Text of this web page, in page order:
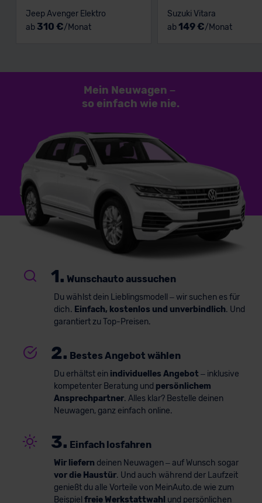
Jeep Avenger Elektro
ab 310 €/Monat
Suzuki Vitara
ab149 €/Monat
Mein Neuwagen –
so einfach wie nie.
1. Wunschauto aussuchen
Du wählst dein Lieblingsmodell – wir suchen es für
dich. Einfach, kostenlos und unverbindlich. Und
garantiert zu Top-Preisen.
2. Bestes Angebot wählen
Du erhältst ein individuelles Angebot – inklusive
kompetenter Beratung und persönlichem
Ansprechpartner. Alles klar? Bestelle deinen
Neuwagen, ganz einfach online.
3. Einfach losfahren
Wir liefern deinen Neuwagen – auf Wunsch sogar
vor die Haustür. Und auch während der Laufzeit
genießt du alle Vorteile von MeinAuto.de wie zum
Beispiel freie Werkstattwahl und persönlichen